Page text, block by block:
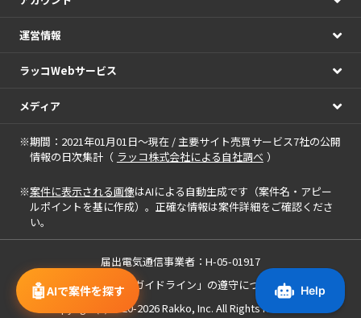
🤖AIで案件を探す
運営情報
ラッコWebサービス
メディア
※期間：2021年01月01日～現在 / 主要サイト売買サービス7社の公開
情報の日次集計（ ラッコ株式会社による自社調べ ）
※案件に表示される画像はAIによる自動生成です（案件名・アピー
ルポイントを基に作成）。正確な情報は案件詳細をご確認くださ
い。
届出電気通信事業者：H-05-01917
「中小M&Aガイドライン」の遵守について
Copyright(c) 2020-2026Rakko, Inc. All Rights Reserved.